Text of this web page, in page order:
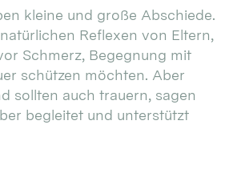
kleine und große Abschiede.
Reflexen von Eltern,
Schmerz, Begegnung mit
schützen möchten. Aber
sollten auch trauern, sagen
begleitet und unterstützt